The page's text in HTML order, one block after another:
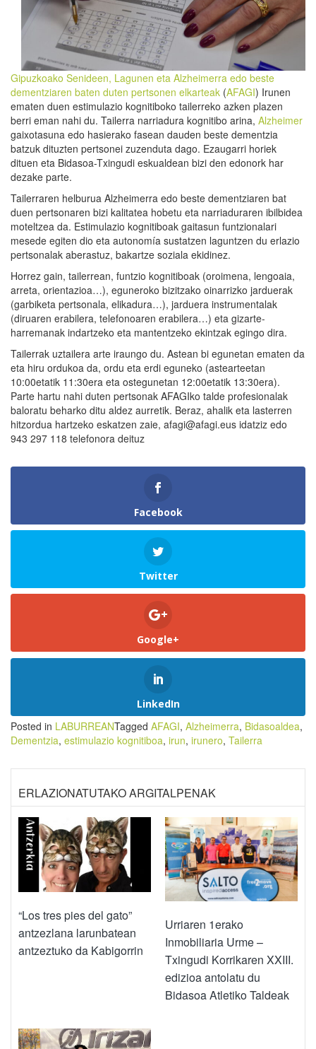
Gipuzkoako Senideen, Lagunen eta Alzheimerra edo beste
dementziaren baten duten pertsonen elkarteak (AFAGI) Irunen
ematen duen estimulazio kognitiboko tailerreko azken plazen
berri eman nahi du. Tailerra narriadura kognitibo arina, Alzheimer
gaixotasuna edo hasierako fasean dauden beste dementzia
batzuk dituzten pertsonei zuzenduta dago. Ezaugarri horiek
dituen eta Bidasoa-Txingudi eskualdean bizi den edonork har
dezake parte.
Tailerraren helburua Alzheimerra edo beste dementziaren bat
duen pertsonaren bizi kalitatea hobetu eta narriaduraren ibilbidea
moteltzea da. Estimulazio kognitiboak gaitasun funtzionalari
mesede egiten dio eta autonomía sustatzen laguntzen du erlazio
pertsonalak aberastuz, bakartze soziala ekidinez.
Horrez gain, tailerrean, funtzio kognitiboak (oroimena, lengoaia,
arreta, orientazioa…), eguneroko bizitzako oinarrizko jarduerak
(garbiketa pertsonala, elikadura…), jarduera instrumentalak
(diruaren erabilera, telefonoaren erabilera…) eta gizarte-
harremanak indartzeko eta mantentzeko ekintzak egingo dira.
Tailerrak uztailera arte iraungo du. Astean bi egunetan ematen da
eta hiru ordukoa da, ordu eta erdi eguneko (astearteetan
10:00etatik 11:30era eta ostegunetan 12:00etatik 13:30era).
Parte hartu nahi duten pertsonak AFAGIko talde profesionalak
baloratu beharko ditu aldez aurretik. Beraz, ahalik eta lasterren
hitzordua hartzeko eskatzen zaie, afagi@afagi.eus idatziz edo
943 297 118 telefonora deituz
Facebook
Twitter
Google+
LinkedIn
Posted in LABURREANTagged AFAGI, Alzheimerra, Bidasoaldea,
Dementzia, estimulazio kognitiboa, irun, irunero, Tailerra
ERLAZIONATUTAKO ARGITALPENAK
“Los tres pies del gato”
antzezlana larunbatean
antzeztuko da Kabigorrin
Urriaren 1erako
Inmobiliaria Urme –
Txingudi Korrikaren XXIII.
edizioa antolatu du
Bidasoa Atletiko Taldeak